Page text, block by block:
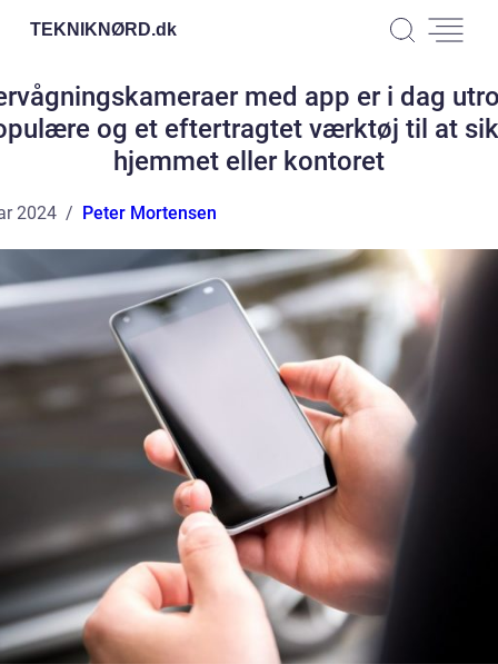
TEKNIKNØRD.dk
med app er i dag
og et eftertragtet værktøj til at
hjemmet eller kontoret
2024 Peter Mortensen